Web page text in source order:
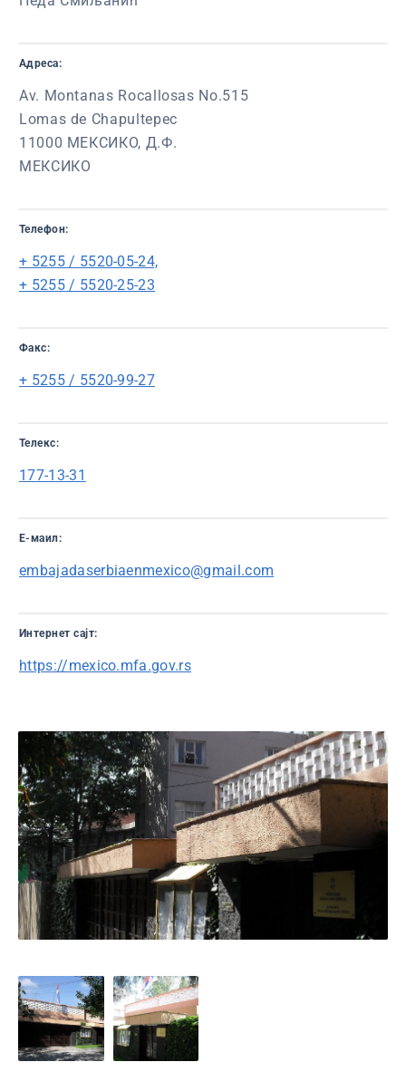
Адреса:
Av. Montanas Rocallosas No.515
Lomas de Chapultepec
11000 МЕКСИКО, Д.Ф.
МЕКСИКО
Телефон:
+ 5255 / 5520-05-24,
+ 5255 / 5520-25-23
Факс:
+ 5255 / 5520-99-27
Телекс:
177-13-31
Е-маил:
embajadaserbiaenmexico@gmail.com
Интернет сајт:
https://mexico.mfa.gov.rs